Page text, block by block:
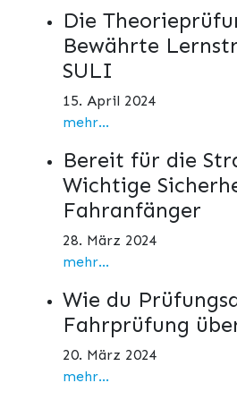
Die
Bewährte
SULI
15. April 2024
mehr...
Bereit für die
Wichtige
Fahranfänger
28. März 2024
mehr...
Wie du
Fahrprüfung
20. März 2024
mehr...